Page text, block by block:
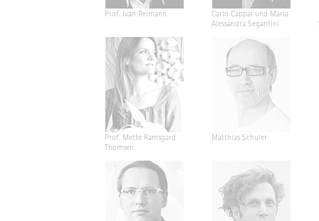
Prof. Ivan Reimann
Carlo Cappai und Maria
Alessandra Segantini
Prof. Mette Ramsgard
Thomsen
Matthias Schuler